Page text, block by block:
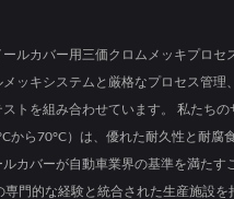
ールカバー用三価クロムメッキプロセ
メッキシステムと厳格なプロセス管理
トを組み合わせています。 私たちの
から70°C）は、優れた耐久性と耐腐
カバーが自動車業界の基準を満たす
専門的な経験と統合された生産施設を